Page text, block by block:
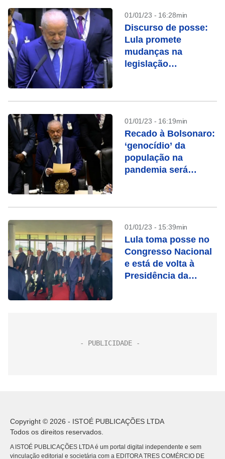
01/01/23 - 16:28min
Discurso de posse:
Lula promete
mudanças na
legislação
armas
01/01/23 - 16:19min
Recado à Bolsonaro:
‘genocídio’ da
população na
pandemia será
01/01/23 - 15:39min
Lula toma posse no
Congresso Nacional
e está de volta à
Presidência da
Copyright © 2026 - ISTOÉ PUBLICAÇÕES LTDA
Todos os direitos reservados.
A ISTOÉ PUBLICAÇÕES LTDA é um portal digital independente e sem
vinculação editorial e societária com a EDITORA TRES COMÉRCIO DE